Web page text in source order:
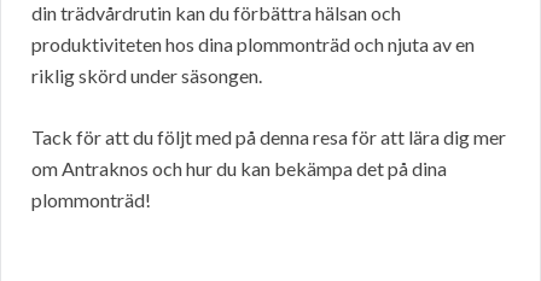
din trädvårdrutin kan du förbättra hälsan och
produktiviteten hos dina plommonträd och njuta av en
riklig skörd under säsongen.
Tack för att du följt med på denna resa för att lära dig mer
om Antraknos och hur du kan bekämpa det på dina
plommonträd!